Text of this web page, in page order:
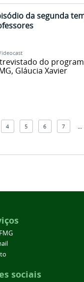
da segunda
do
Gláucia Xavier
4 5 6 7
sociais